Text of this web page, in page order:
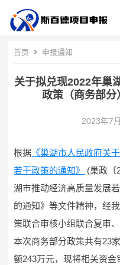
首页 申报通知
关于拟兑现2022年巢
政策（商务部
2023年7
根据 《巢湖市人民政府关
若干政策的通知》
(巢政〔
湖市推动经济高质量发展
的通知》等文件精神，经
策联合审核小组联合复审
本次商务部分政策共有23
额243万元，现将相关资